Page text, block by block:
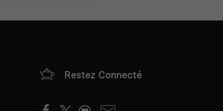
Restez Connecté